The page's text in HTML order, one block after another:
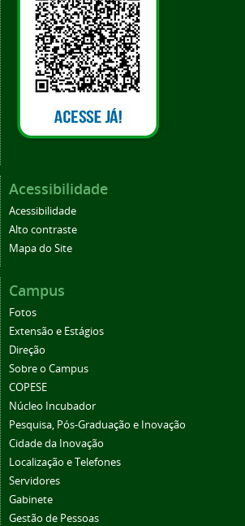
Acessibilidade
Acessibilidade
Alto contraste
Mapa do Site
Campus
Fotos
Extensão e Estágios
Direção
Sobre o Campus
COPESE
Núcleo Incubador
Pesquisa, Pós-Graduação e Inovação
Cidade da Inovação
Localização e Telefones
Servidores
Gabinete
Gestão de Pessoas